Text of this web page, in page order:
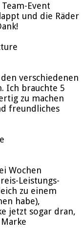
Event
und die Räder
verschiedenen
Ich brauchte 5
zu machen
freundliches
Wochen
Leistungs-
zu einem
habe),
jetzt sogar dran,